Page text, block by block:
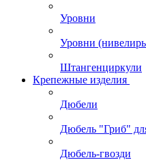
Уровни
Уровни
Штангенциркули
Крепежные изделия
Дюбели
Дюбель "Гриб"
Дюбель-гвозди